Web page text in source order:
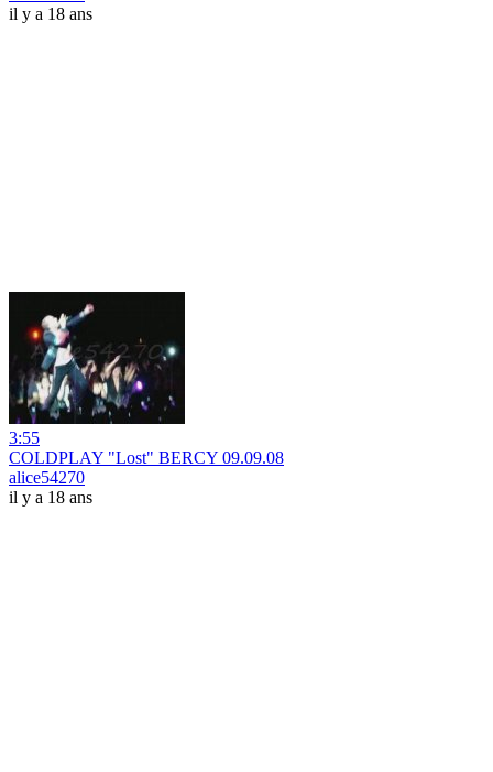
il y a 18 ans
3:55
COLDPLAY "Lost" BERCY 09.09.08
alice54270
il y a 18 ans